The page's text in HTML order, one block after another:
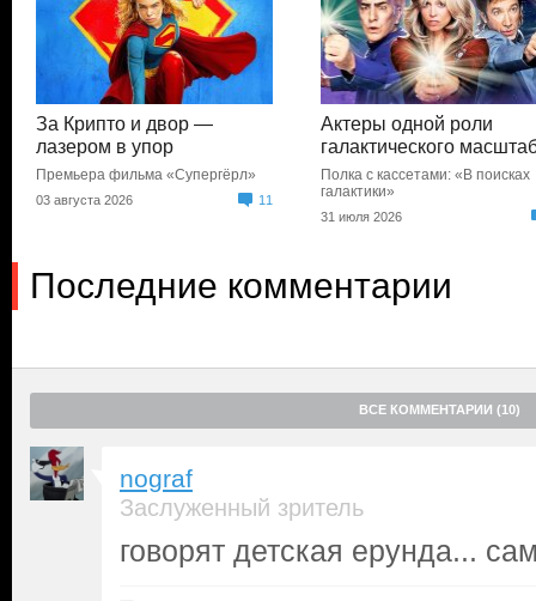
За Крипто и двор —
лазером в упор
Премьера фильма «Супергёрл»
03 августа 2026 11
Актеры одной роли
галактического
Полка с кассетами: «В поисках
галактики»
31 июля 2026
Последние комментарии
ВСЕ КОММЕНТАРИИ (10)
nograf
Заслуженный зритель
говорят детская ерунда...